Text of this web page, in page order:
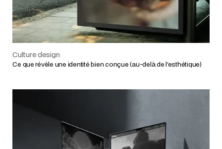
Culture design
Ce que révèle une identité bien conçue (au-delà de l’esthétique)